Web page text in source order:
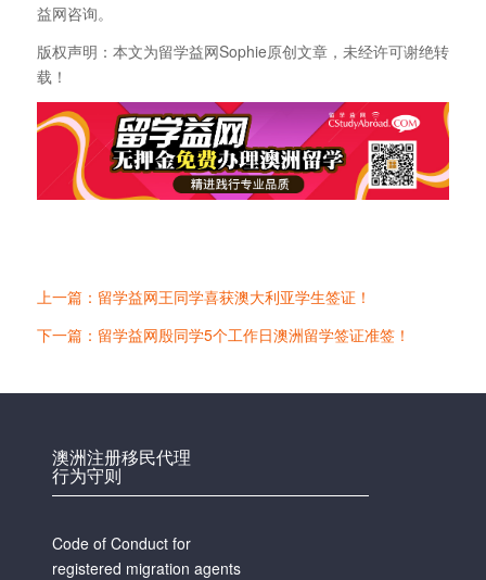
益网咨询。
版权声明：本文为留学益网Sophie原创文章，未经许可谢绝转
载！
上一篇：留学益网王同学喜获澳大利亚学生签证！
下一篇：留学益网殷同学5个工作日澳洲留学签证准签！
澳洲注册移民代理
行为守则
Code of Conduct for
registered migration agents